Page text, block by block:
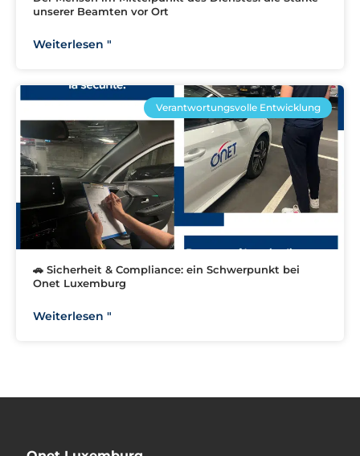
unserer Beamten vor Ort
Weiterlesen "
Verantwortungsvolle Entwicklung
🚗 Sicherheit & Compliance: ein Schwerpunkt bei
Onet Luxemburg
Weiterlesen "